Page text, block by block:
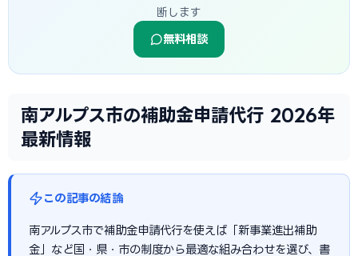
断します
無料相談
南アルプス市の補助金申請代行 2026年
最新情報
この記事の結論
南アルプス市で補助金申請代行を使えば「新事業進出補助
金」など国・県・市の制度から最適な組み合わせを選び、書